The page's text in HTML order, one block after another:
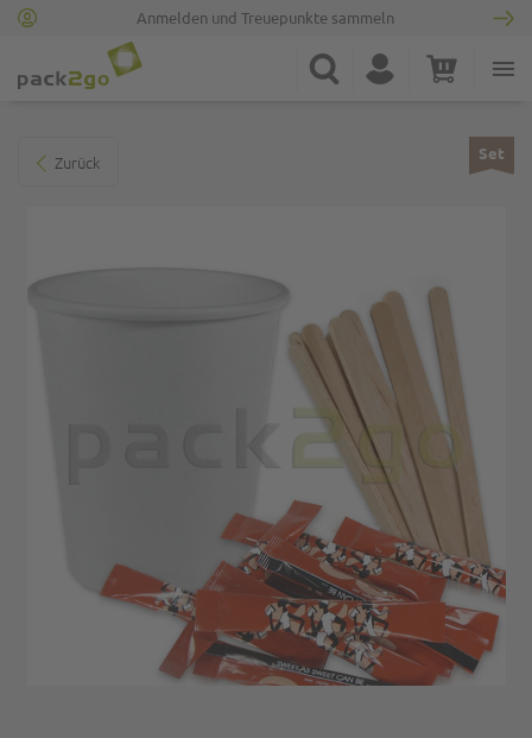
Anmelden und Treuepunkte sammeln
Suche Konto Warenkorb
Zurück Set